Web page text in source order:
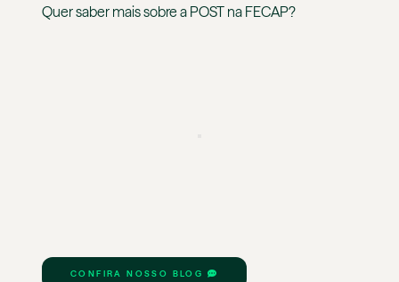
Quer saber mais sobre a POST na FECAP?
CONFIRA NOSSO BLOG